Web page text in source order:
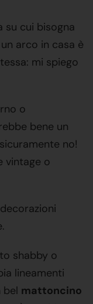
su cui bisogna
arco in casa è
mi spiego
o
bene un
no!
vintage o
shabby o
lineamenti
bel mattoncino